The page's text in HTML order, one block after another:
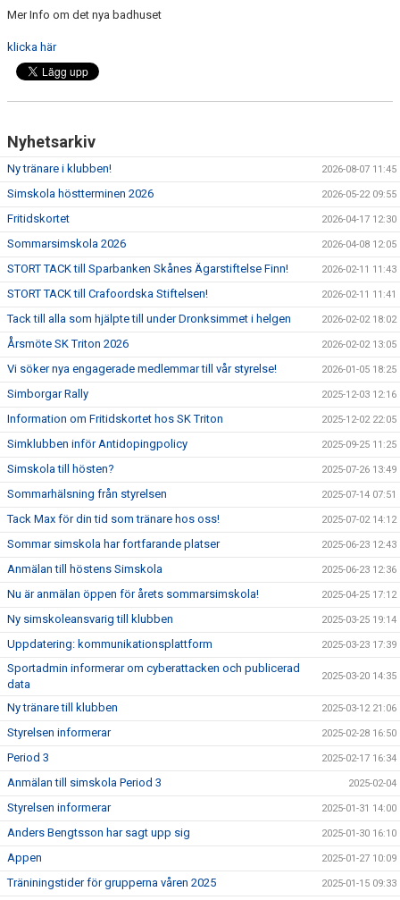
Mer Info om det nya badhuset
klicka här
Nyhetsarkiv
Ny tränare i klubben! 2026-08-07 11:45
Simskola höstterminen 2026 2026-05-22 09:55
Fritidskortet 2026-04-17 12:30
Sommarsimskola 2026 2026-04-08 12:05
STORT TACK till Sparbanken Skånes Ägarstiftelse Finn! 2026-02-11 11:43
STORT TACK till Crafoordska Stiftelsen! 2026-02-11 11:41
Tack till alla som hjälpte till under Dronksimmet i helgen 2026-02-02 18:02
Årsmöte SK Triton 2026 2026-02-02 13:05
Vi söker nya engagerade medlemmar till vår styrelse! 2026-01-05 18:25
Simborgar Rally 2025-12-03 12:16
Information om Fritidskortet hos SK Triton 2025-12-02 22:05
Simklubben inför Antidopingpolicy 2025-09-25 11:25
Simskola till hösten? 2025-07-26 13:49
Sommarhälsning från styrelsen 2025-07-14 07:51
Tack Max för din tid som tränare hos oss! 2025-07-02 14:12
Sommar simskola har fortfarande platser 2025-06-23 12:43
Anmälan till höstens Simskola 2025-06-23 12:36
Nu är anmälan öppen för årets sommarsimskola! 2025-04-25 17:12
Ny simskoleansvarig till klubben 2025-03-25 19:14
Uppdatering: kommunikationsplattform 2025-03-23 17:39
Sportadmin informerar om cyberattacken och publicerad
data
2025-03-20 14:35
Ny tränare till klubben 2025-03-12 21:06
Styrelsen informerar 2025-02-28 16:50
Period 3 2025-02-17 16:34
Anmälan till simskola Period 3 2025-02-04
Styrelsen informerar 2025-01-31 14:00
Anders Bengtsson har sagt upp sig 2025-01-30 16:10
Appen 2025-01-27 10:09
Träniningstider för grupperna våren 2025 2025-01-15 09:33